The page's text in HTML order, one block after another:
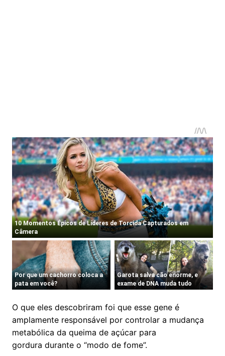
O que eles descobriram foi que esse gene é
amplamente responsável por controlar a mudança
metabólica da queima de açúcar para
gordura durante o “modo de fome”.